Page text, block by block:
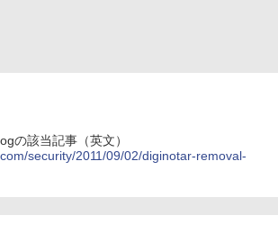
の該当記事（英文）
security/2011/09/02/diginotar-removal-